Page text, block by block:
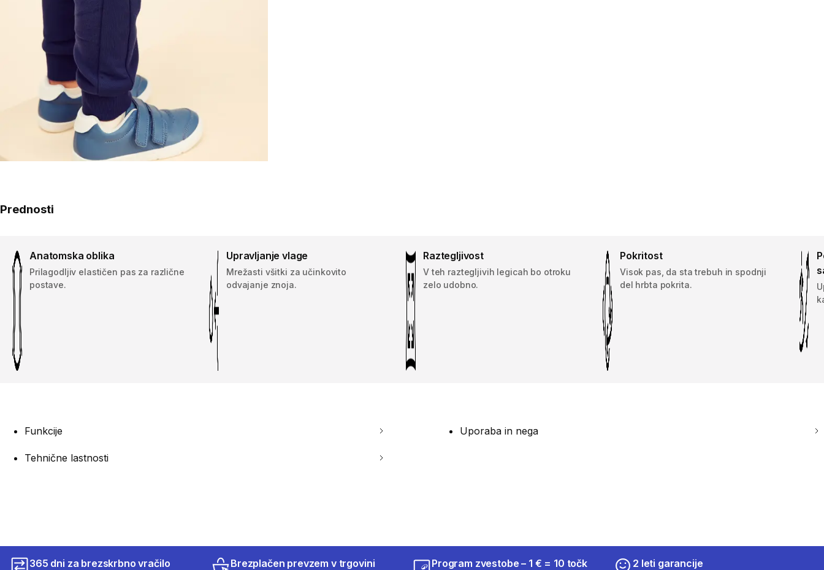
Prednosti
Anatomska oblika
Prilagodljiv elastičen pas za različne
postave.
Upravljanje vlage
Mrežasti všitki za učinkovito
odvajanje znoja.
Raztegljivost
V teh raztegljivih legicah bo otroku
zelo udobno.
Pokritost
Visok pas, da sta trebuh in spodnji
del hrbta pokrita.
Funkcije Uporaba in nega
Tehnične lastnosti
365 dni za brezskrbno vračilo Brezplačen prevzem v trgovini Program zvestobe – 1 € = 10 točk 2 leti garancije